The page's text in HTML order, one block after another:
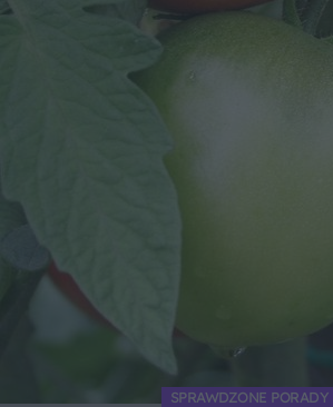
SPRAWDZONE PORADY